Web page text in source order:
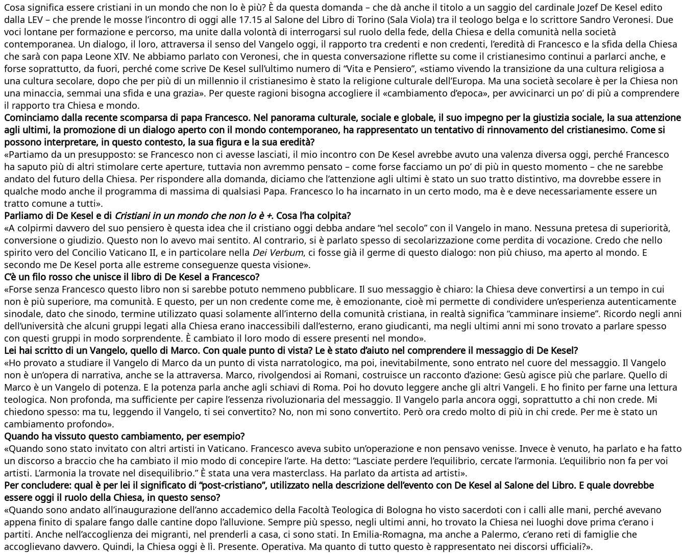
Cosa significa essere cristiani in un mondo che non lo è più? È da questa domanda – che dà anche il titolo a un saggio del cardinale Jozef De Kesel edito
dalla LEV – che prende le mosse l’incontro di oggi alle 17.15 al Salone del Libro di Torino (Sala Viola) tra il teologo belga e lo scrittore Sandro Veronesi. Due
voci lontane per formazione e percorso, ma unite dalla volontà di interrogarsi sul ruolo della fede, della Chiesa e della comunità nella società
contemporanea. Un dialogo, il loro, attraversa il senso del Vangelo oggi, il rapporto tra credenti e non credenti, l’eredità di Francesco e la sfida della Chiesa
che sarà con papa Leone XIV. Ne abbiamo parlato con Veronesi, che in questa conversazione riflette su come il cristianesimo continui a parlarci anche, e
forse soprattutto, da fuori, perché come scrive De Kesel sull’ultimo numero di “Vita e Pensiero”, «stiamo vivendo la transizione da una cultura religiosa a
una cultura secolare, dopo che per più di un millennio il cristianesimo è stato la religione culturale dell’Europa. Ma una società secolare è per la Chiesa non
una minaccia, semmai una sfida e una grazia». Per queste ragioni bisogna accogliere il «cambiamento d’epoca», per avvicinarci un po’ di più a comprendere
il rapporto tra Chiesa e mondo.
Cominciamo dalla recente scomparsa di papa Francesco. Nel panorama culturale, sociale e globale, il suo impegno per la giustizia sociale, la sua attenzione
agli ultimi, la promozione di un dialogo aperto con il mondo contemporaneo, ha rappresentato un tentativo di rinnovamento del cristianesimo. Come si
possono interpretare, in questo contesto, la sua figura e la sua eredità?
«Partiamo da un presupposto: se Francesco non ci avesse lasciati, il mio incontro con De Kesel avrebbe avuto una valenza diversa oggi, perché Francesco
ha saputo più di altri stimolare certe aperture, tuttavia non avremmo pensato – come forse facciamo un po’ di più in questo momento – che ne sarebbe
andato del futuro della Chiesa. Per rispondere alla domanda, diciamo che l’attenzione agli ultimi è stato un suo tratto distintivo, ma dovrebbe essere in
qualche modo anche il programma di massima di qualsiasi Papa. Francesco lo ha incarnato in un certo modo, ma è e deve necessariamente essere un
tratto comune a tutti».
Parliamo di De Kesel e di Cristiani in un mondo che non lo è +. Cosa l’ha colpita?
«A colpirmi davvero del suo pensiero è questa idea che il cristiano oggi debba andare “nel secolo” con il Vangelo in mano. Nessuna pretesa di superiorità,
conversione o giudizio. Questo non lo avevo mai sentito. Al contrario, si è parlato spesso di secolarizzazione come perdita di vocazione. Credo che nello
spirito vero del Concilio Vaticano II, e in particolare nella Dei Verbum, ci fosse già il germe di questo dialogo: non più chiuso, ma aperto al mondo. E
secondo me De Kesel porta alle estreme conseguenze questa visione».
C’è un filo rosso che unisce il libro di De Kesel a Francesco?
«Forse senza Francesco questo libro non si sarebbe potuto nemmeno pubblicare. Il suo messaggio è chiaro: la Chiesa deve convertirsi a un tempo in cui
non è più superiore, ma comunità. E questo, per un non credente come me, è emozionante, cioè mi permette di condividere un’esperienza autenticamente
sinodale, dato che sinodo, termine utilizzato quasi solamente all’interno della comunità cristiana, in realtà significa “camminare insieme”. Ricordo negli anni
dell’università che alcuni gruppi legati alla Chiesa erano inaccessibili dall’esterno, erano giudicanti, ma negli ultimi anni mi sono trovato a parlare spesso
con questi gruppi in modo sorprendente. È cambiato il loro modo di essere presenti nel mondo».
Lei hai scritto di un Vangelo, quello di Marco. Con quale punto di vista? Le è stato d’aiuto nel comprendere il messaggio di De Kesel?
«Ho provato a studiare il Vangelo di Marco da un punto di vista narratologico, ma poi, inevitabilmente, sono entrato nel cuore del messaggio. Il Vangelo
non è un’opera di narrativa, anche se la attraversa. Marco, rivolgendosi ai Romani, costruisce un racconto d’azione: Gesù agisce più che parlare. Quello di
Marco è un Vangelo di potenza. E la potenza parla anche agli schiavi di Roma. Poi ho dovuto leggere anche gli altri Vangeli. E ho finito per farne una lettura
teologica. Non profonda, ma sufficiente per capire l’essenza rivoluzionaria del messaggio. Il Vangelo parla ancora oggi, soprattutto a chi non crede. Mi
chiedono spesso: ma tu, leggendo il Vangelo, ti sei convertito? No, non mi sono convertito. Però ora credo molto di più in chi crede. Per me è stato un
cambiamento profondo».
Quando ha vissuto questo cambiamento, per esempio?
«Quando sono stato invitato con altri artisti in Vaticano. Francesco aveva subito un’operazione e non pensavo venisse. Invece è venuto, ha parlato e ha fatto
un discorso a braccio che ha cambiato il mio modo di concepire l’arte. Ha detto: “Lasciate perdere l’equilibrio, cercate l’armonia. L’equilibrio non fa per voi
artisti. L’armonia la trovate nel disequilibrio.” È stata una vera masterclass. Ha parlato da artista ad artisti».
Per concludere: qual è per lei il significato di “post-cristiano”, utilizzato nella descrizione dell’evento con De Kesel al Salone del Libro. E quale dovrebbe
essere oggi il ruolo della Chiesa, in questo senso?
«Quando sono andato all’inaugurazione dell’anno accademico della Facoltà Teologica di Bologna ho visto sacerdoti con i calli alle mani, perché avevano
appena finito di spalare fango dalle cantine dopo l’alluvione. Sempre più spesso, negli ultimi anni, ho trovato la Chiesa nei luoghi dove prima c’erano i
partiti. Anche nell’accoglienza dei migranti, nel prenderli a casa, ci sono stati. In Emilia-Romagna, ma anche a Palermo, c’erano reti di famiglie che
accoglievano davvero. Quindi, la Chiesa oggi è lì. Presente. Operativa. Ma quanto di tutto questo è rappresentato nei discorsi ufficiali?».